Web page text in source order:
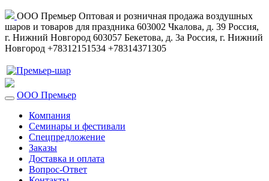
ООО Премьер Оптовая и розничная продажа воздушных
шаров и товаров для праздника 603002 Чкалова, д. 39 Россия,
г. Нижний Новгород 603057 Бекетова, д. 3а Россия, г. Нижний
Новгород +78312151534 +78314371305
ООО Премьер
Компания
Семинары и фестивали
Спецпредложение
Заказы
Доставка и оплата
Вопрос-Ответ